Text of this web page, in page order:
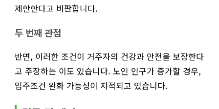
제한한다고 비판합니다.
두 번째 관점
반면, 이러한 조건이 거주자의 건강과 안전을 보장한다
고 주장하는 이도 있습니다. 노인 인구가 증가할 경우,
입주조건 완화 가능성이 지적되고 있습니다.